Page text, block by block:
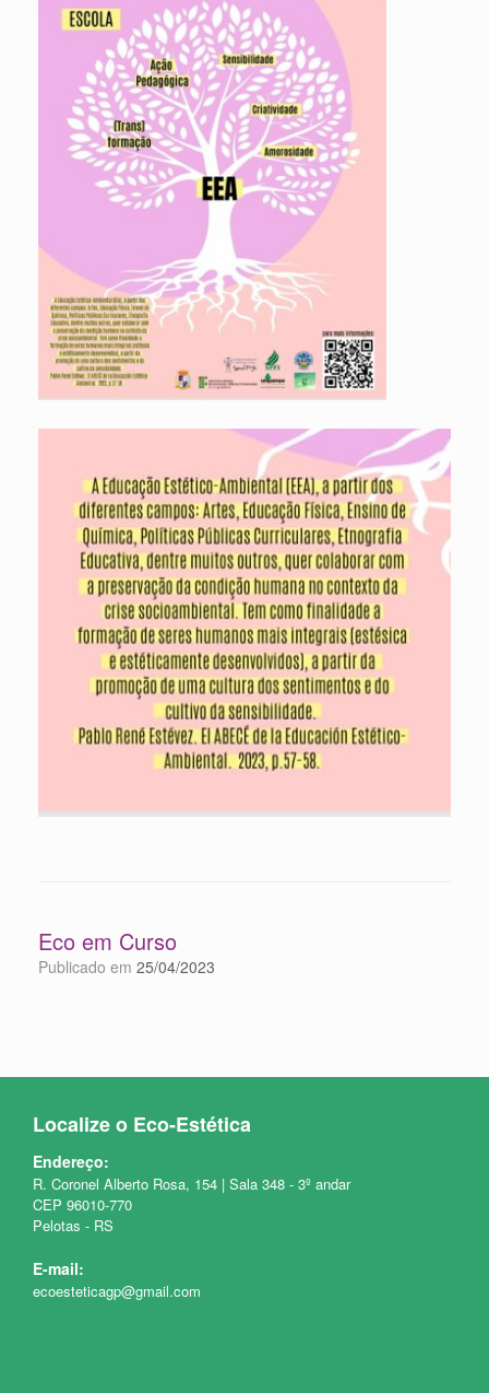
Eco em Curso
Publicado em 25/04/2023
Localize o Eco-Estética
Endereço:
R. Coronel Alberto Rosa, 154 | Sala 348 - 3º andar
CEP 96010-770
Pelotas - RS
E-mail:
ecoesteticagp@gmail.com